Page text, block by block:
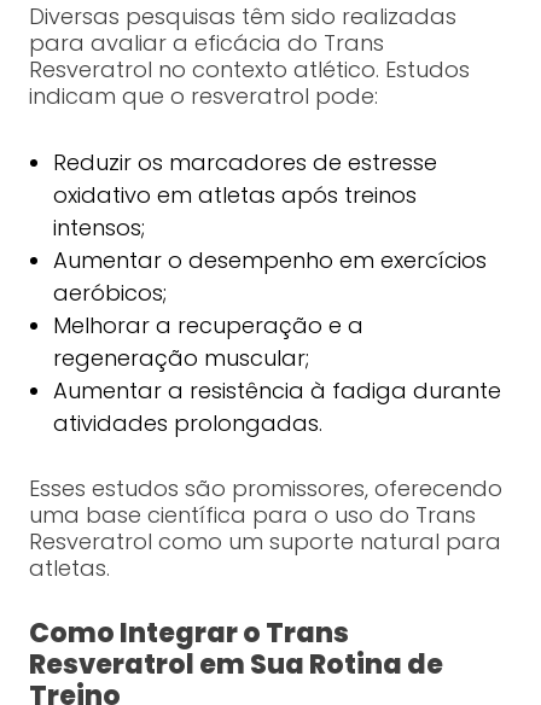
Diversas pesquisas têm sido realizadas
para avaliar a eficácia do Trans
Resveratrol no contexto atlético. Estudos
indicam que o resveratrol pode:
Reduzir os marcadores de estresse
oxidativo em atletas após treinos
intensos;
Aumentar o desempenho em exercícios
aeróbicos;
Melhorar a recuperação e a
regeneração muscular;
Aumentar a resistência à fadiga durante
atividades prolongadas.
Esses estudos são promissores, oferecendo
uma base científica para o uso do Trans
Resveratrol como um suporte natural para
atletas.
Como Integrar o Trans
Resveratrol em Sua Rotina de
Treino